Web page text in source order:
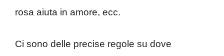
rosa aiuta in amore, ecc.
Ci sono delle precise regole su dove